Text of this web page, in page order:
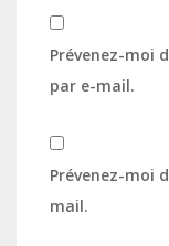
Prévenez-moi
par e-mail.
Prévenez-moi
mail.